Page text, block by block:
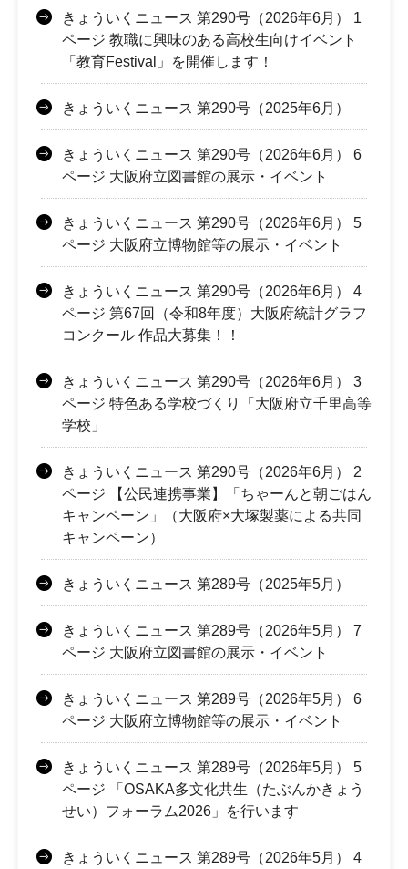
きょういくニュース 第290号（2026年6月） 1
ページ 教職に興味のある高校生向けイベント
「教育Festival」を開催します！
きょういくニュース 第290号（2025年6月）
きょういくニュース 第290号（2026年6月） 6
ページ 大阪府立図書館の展示・イベント
きょういくニュース 第290号（2026年6月） 5
ページ 大阪府立博物館等の展示・イベント
きょういくニュース 第290号（2026年6月） 4
ページ 第67回（令和8年度）大阪府統計グラフ
コンクール 作品大募集！！
きょういくニュース 第290号（2026年6月） 3
ページ 特色ある学校づくり「大阪府立千里高等
学校」
きょういくニュース 第290号（2026年6月） 2
ページ 【公民連携事業】「ちゃーんと朝ごはん
キャンペーン」（大阪府×大塚製薬による共同
キャンペーン）
きょういくニュース 第289号（2025年5月）
きょういくニュース 第289号（2026年5月） 7
ページ 大阪府立図書館の展示・イベント
きょういくニュース 第289号（2026年5月） 6
ページ 大阪府立博物館等の展示・イベント
きょういくニュース 第289号（2026年5月） 5
ページ 「OSAKA多文化共生（たぶんかきょう
せい）フォーラム2026」を行います
きょういくニュース 第289号（2026年5月） 4